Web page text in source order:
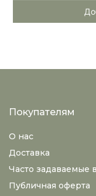
Покупателям
О нас
Доставка
Часто задаваемые
Публичная оферта